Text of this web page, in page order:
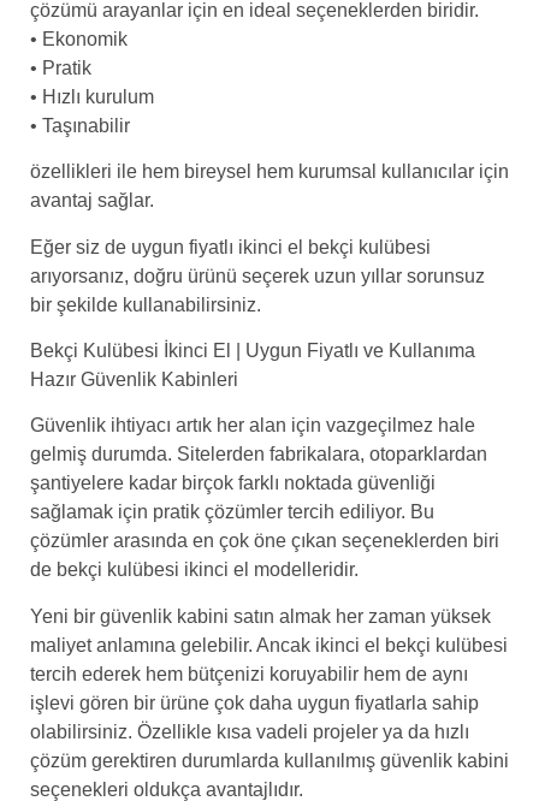
çözümü arayanlar için en ideal seçeneklerden biridir.
• Ekonomik
• Pratik
• Hızlı kurulum
• Taşınabilir
özellikleri ile hem bireysel hem kurumsal kullanıcılar için
avantaj sağlar.
Eğer siz de uygun fiyatlı ikinci el bekçi kulübesi
arıyorsanız, doğru ürünü seçerek uzun yıllar sorunsuz
bir şekilde kullanabilirsiniz.
Bekçi Kulübesi İkinci El | Uygun Fiyatlı ve Kullanıma
Hazır Güvenlik Kabinleri
Güvenlik ihtiyacı artık her alan için vazgeçilmez hale
gelmiş durumda. Sitelerden fabrikalara, otoparklardan
şantiyelere kadar birçok farklı noktada güvenliği
sağlamak için pratik çözümler tercih ediliyor. Bu
çözümler arasında en çok öne çıkan seçeneklerden biri
de bekçi kulübesi ikinci el modelleridir.
Yeni bir güvenlik kabini satın almak her zaman yüksek
maliyet anlamına gelebilir. Ancak ikinci el bekçi kulübesi
tercih ederek hem bütçenizi koruyabilir hem de aynı
işlevi gören bir ürüne çok daha uygun fiyatlarla sahip
olabilirsiniz. Özellikle kısa vadeli projeler ya da hızlı
çözüm gerektiren durumlarda kullanılmış güvenlik kabini
seçenekleri oldukça avantajlıdır.